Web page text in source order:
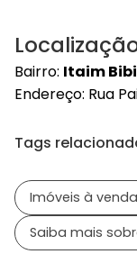
Bairro: Itaim Bibi
Endereço: Rua
Tags
Imóveis à
Saiba mais